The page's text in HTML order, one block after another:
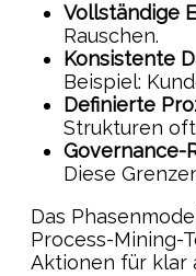
Vollständige
Rauschen.
Konsistente
Beispiel:
Definierte
Strukturen oft
Governance-
Diese
Das
Process-Mining-
Aktionen für klar